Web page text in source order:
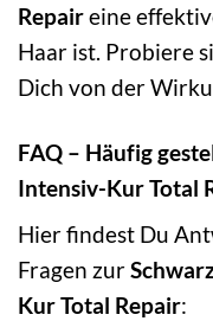
Repaireine
Haar ist. Probiere
Dich von der
FAQ – Häufig
Intensiv-Kur Total
Hier findest Du
Fragen zur
Kur Total Repair: